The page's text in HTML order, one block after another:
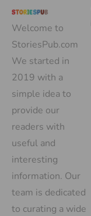
Welcome to
StoriesPub.com
We started in
2019 with a
simple idea to
provide our
readers with
useful and
interesting
information. Our
team is dedicated
to curating a wide